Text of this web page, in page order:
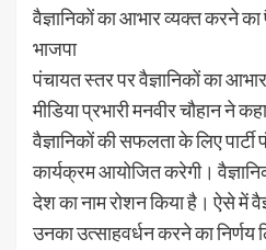
वैज्ञानिकों का आभार व्यक्त करने
भाजपा
पंचायत स्तर पर वैज्ञानिकों का
मीडिया प्रभारी मनवीर चौहान ने
वैज्ञानिकों की सफलता के लिए
कार्यक्रम आयोजित करेगी।
देश का नाम रोशन किया है। ऐसे में
उनका उत्साहवर्धन करने का निर्णय